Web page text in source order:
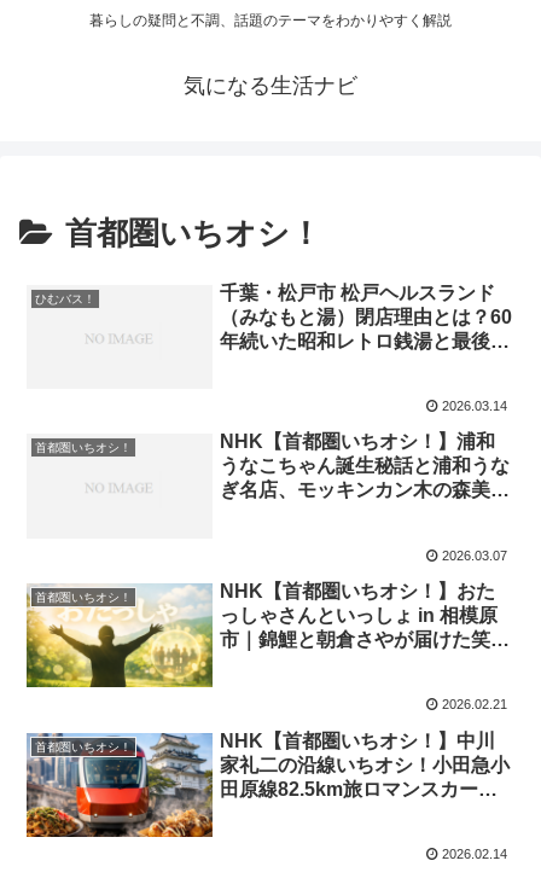
暮らしの疑問と不調、話題のテーマをわかりやすく解説
気になる生活ナビ
首都圏いちオシ！
ひむバス！
千葉・松戸市 松戸ヘルスランド
（みなもと湯）閉店理由とは？60
年続いた昭和レトロ銭湯と最後の
2026.03.14
首都圏いちオシ！
NHK【首都圏いちオシ！】浦和
うなこちゃん誕生秘話と浦和うな
ぎ名店、モッキンカン木の森美術
2026.03.07
首都圏いちオシ！
NHK【首都圏いちオシ！】おた
っしゃさんといっしょ in 相模原
市｜錦鯉と朝倉さやが届けた笑い
2026.02.21
首都圏いちオシ！
NHK【首都圏いちオシ！】中川
家礼二の沿線いちオシ！小田急小
田原線82.5km旅ロマンスカー解
2026.02.14